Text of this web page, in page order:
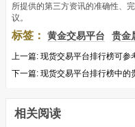
所提供的第三方资讯的准确性、
议。
标签： 黄金交易平台 贵金
上一篇: 现货交易平台排行榜可参
下一篇: 现货交易平台排行榜中的
相关阅读